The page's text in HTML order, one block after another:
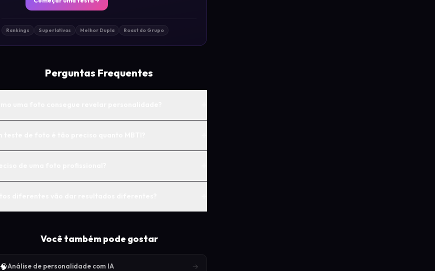
Rankings Superlativas Melhor Dupla Roast do Grupo
Perguntas Frequentes
Você também pode gostar
🧠Análise de personalidade com IA →